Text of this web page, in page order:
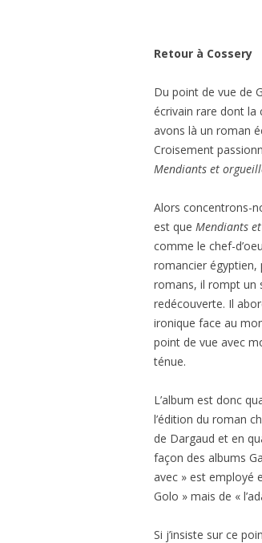
Retour à Cossery
Du point de vue de
écrivain rare dont la
avons là un roman
Croisement
Mendiants et
Alors concentrons-
est que Mendiants
comme le chef-
romancier égyptien,
romans, il rompt un
redécouverte. Il
ironique face au
point de vue avec
ténue.
L’album est donc
l’édition du roman
de Dargaud et en
façon des albums
avec » est employé
Golo » mais de «
Si j’insiste sur ce